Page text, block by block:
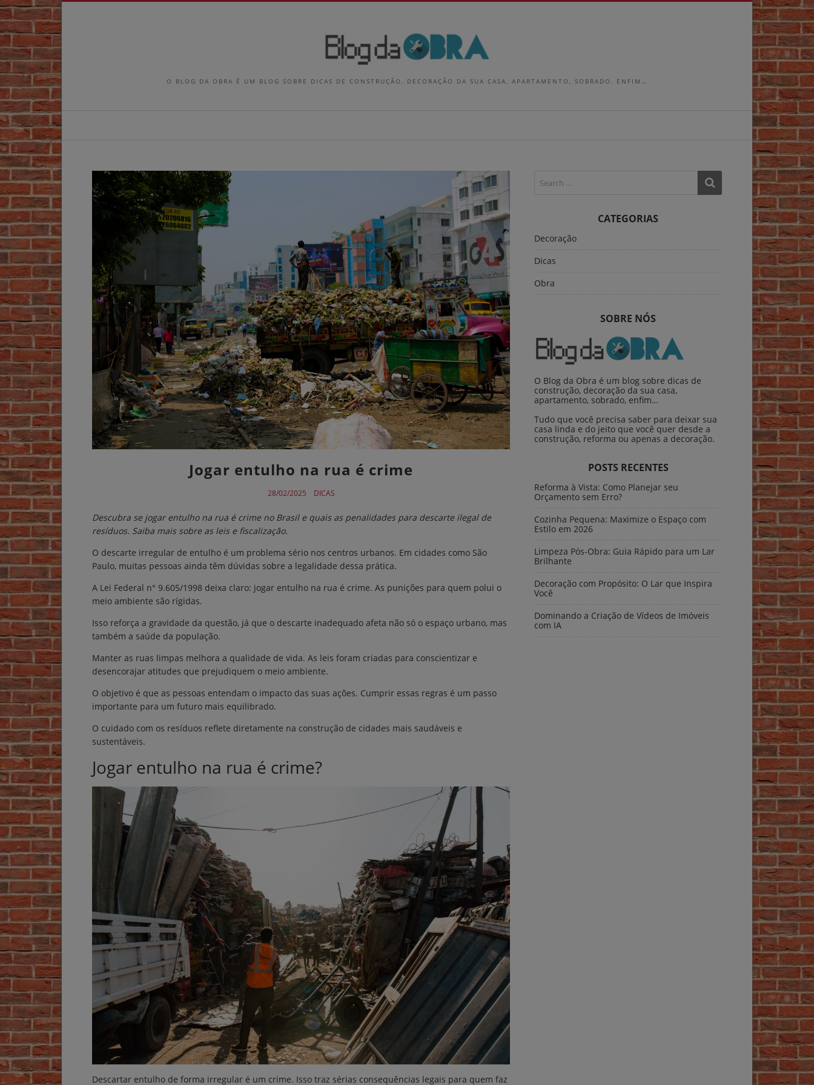
O BLOG DA OBRA É UM BLOG SOBRE DICAS DE CONSTRUÇÃO, DECORAÇÃO DA SUA CASA, APARTAMENTO, SOBRADO, ENFIM…
Jogar entulho na rua é crime
28/02/2025 DICAS
Descubra se jogar entulho na rua é crime no Brasil e quais as penalidades para descarte ilegal de
resíduos. Saiba mais sobre as leis e fiscalização.
O descarte irregular de entulho é um problema sério nos centros urbanos. Em cidades como São
Paulo, muitas pessoas ainda têm dúvidas sobre a legalidade dessa prática.
A Lei Federal n° 9.605/1998 deixa claro: jogar entulho na rua é crime. As punições para quem polui o
meio ambiente são rígidas.
Isso reforça a gravidade da questão, já que o descarte inadequado afeta não só o espaço urbano, mas
também a saúde da população.
Manter as ruas limpas melhora a qualidade de vida. As leis foram criadas para conscientizar e
desencorajar atitudes que prejudiquem o meio ambiente.
O objetivo é que as pessoas entendam o impacto das suas ações. Cumprir essas regras é um passo
importante para um futuro mais equilibrado.
O cuidado com os resíduos reflete diretamente na construção de cidades mais saudáveis e
sustentáveis.
Jogar entulho na rua é crime?
Descartar entulho de forma irregular é um crime. Isso traz sérias consequências legais para quem faz
CATEGORIAS
Decoração
Dicas
Obra
SOBRE NÓS
O Blog da Obra é um blog sobre dicas de
construção, decoração da sua casa,
apartamento, sobrado, enfim…
Tudo que você precisa saber para deixar sua
casa linda e do jeito que você quer desde a
construção, reforma ou apenas a decoração.
POSTS RECENTES
Reforma à Vista: Como Planejar seu
Orçamento sem Erro?
Cozinha Pequena: Maximize o Espaço com
Estilo em 2026
Limpeza Pós-Obra: Guia Rápido para um Lar
Brilhante
Decoração com Propósito: O Lar que Inspira
Você
Dominando a Criação de Vídeos de Imóveis
com IA